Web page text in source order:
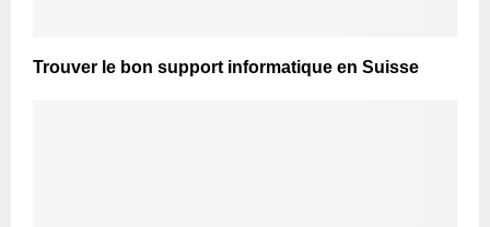
Trouver le bon support informatique en Suisse